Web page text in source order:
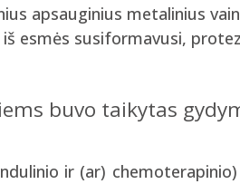
apsauginius metalinius
esmės susiformavusi,
buvo taikytas
ir (ar)